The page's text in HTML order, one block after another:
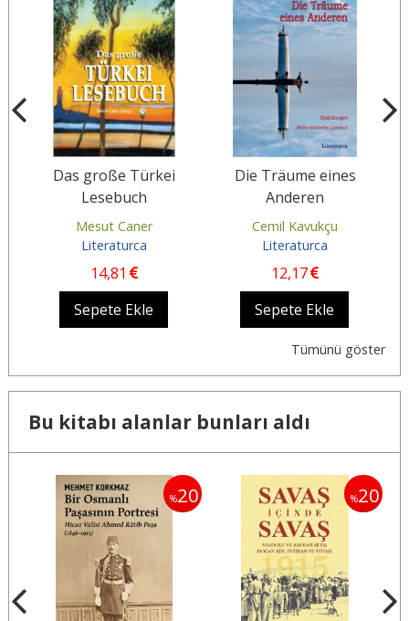
Das große Türkei
Lesebuch
Mesut Caner
Literaturca
14,81
Sepete Ekle
Die Träume eines
Anderen
Cemil Kavukçu
Literaturca
12,17
Sepete Ekle
Tümünü göster
Bu kitabı alanlar bunları aldı
%20 %20